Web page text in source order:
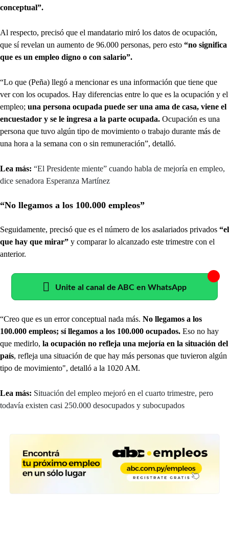
conceptual”.
Al respecto, precisó que el mandatario miró los datos de ocupación,
que sí revelan un aumento de 96.000 personas, pero esto “no significa
que es un empleo digno o con salario”.
“Lo que (Peña) llegó a mencionar es una información que tiene que
ver con los ocupados. Hay diferencias entre lo que es la ocupación y el
empleo; una persona ocupada puede ser una ama de casa, viene el
encuestador y se le ingresa a la parte ocupada. Ocupación es una
persona que tuvo algún tipo de movimiento o trabajo durante más de
una hora a la semana con o sin remuneración”, detalló.
Lea más: “El Presidente miente” cuando habla de mejoría en empleo,
dice senadora Esperanza Martínez
“No llegamos a los 100.000 empleos”
Seguidamente, precisó que es el número de los asalariados privados “el
que hay que mirar” y comparar lo alcanzado este trimestre con el
anterior.
Unite al canal de ABC en WhatsApp
“Creo que es un error conceptual nada más. No llegamos a los
100.000 empleos; sí llegamos a los 100.000 ocupados. Eso no hay
que medirlo, la ocupación no refleja una mejoría en la situación del
país, refleja una situación de que hay más personas que tuvieron algún
tipo de movimiento", detalló a la 1020 AM.
Lea más: Situación del empleo mejoró en el cuarto trimestre, pero
todavía existen casi 250.000 desocupados y subocupados